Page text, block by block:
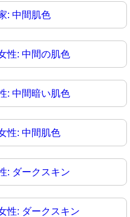
: 中間肌色
性: 中間の肌色
: 中間暗い肌色
性: 中間肌色
: ダークスキン
性: ダークスキン